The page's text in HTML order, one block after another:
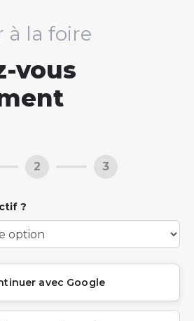
à la foire
vous
2 3
?
avec Google